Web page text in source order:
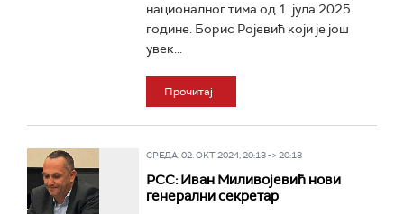
националног тима од 1. јула 2025.
године. Борис Ројевић који је још
увек...
Прочитај
СРЕДА, 02. ОКТ 2024, 20:13 -> 20:18
РСС: Иван Миливојевић нови
генерални секретар